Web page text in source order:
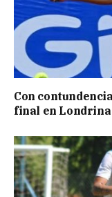
Con
final en Londrina